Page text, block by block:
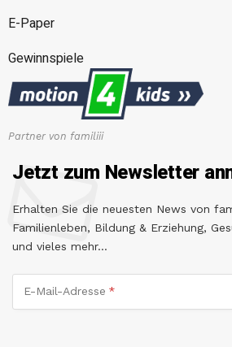
E-Paper
Gewinnspiele
Partner von familiii
Jetzt zum Newsletter
Erhalten Sie die neuesten News von
Familienleben, Bildung & Erziehung,
und vieles mehr...
E-Mail-Adresse